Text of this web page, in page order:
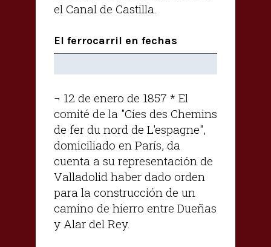
el Canal de Castilla.
El ferrocarril en fechas
¬ 12 de enero de 1857 * El
comité de la "Cíes des Chemins
de fer du nord de L'espagne",
domiciliado en París, da
cuenta a su representación de
Valladolid haber dado orden
para la construcción de un
camino de hierro entre Dueñas
y Alar del Rey.